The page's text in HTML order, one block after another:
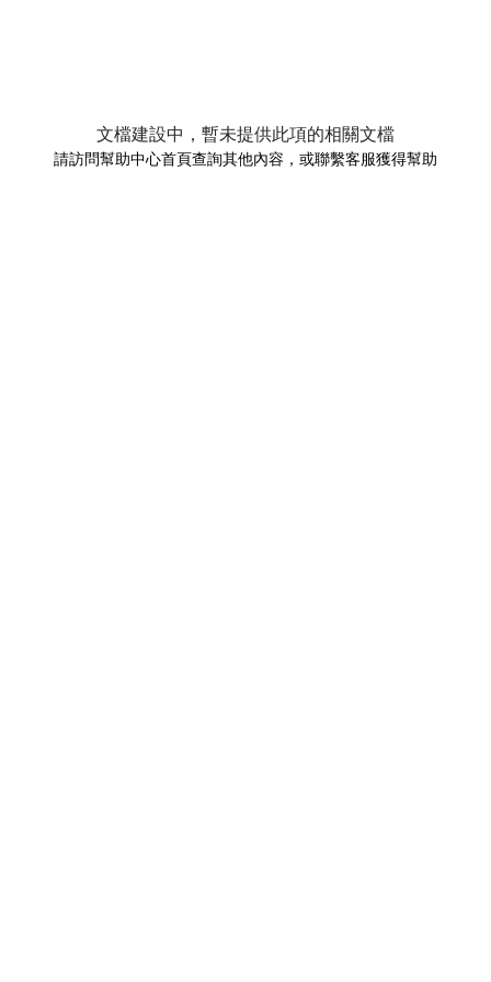
文檔建設中，暫未提供此項的相關文檔
請訪問幫助中心首頁查詢其他內容，或聯繫客服獲得幫助